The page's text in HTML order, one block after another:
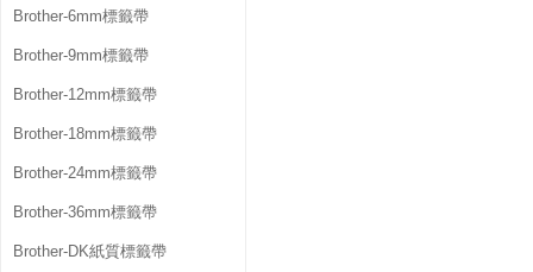
Brother-6mm標籤帶
Brother-9mm標籤帶
Brother-12mm標籤帶
Brother-18mm標籤帶
Brother-24mm標籤帶
Brother-36mm標籤帶
Brother-DK紙質標籤帶